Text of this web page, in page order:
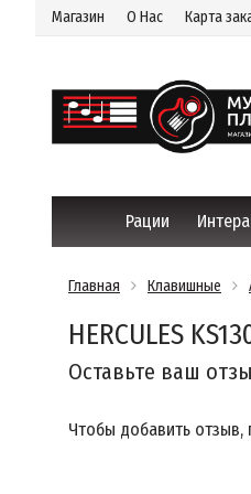
Магазин О Нас Карта
Рации
Главная Клавишные
HERCULES
Оставьте ваш
Чтобы добавить отзыв,